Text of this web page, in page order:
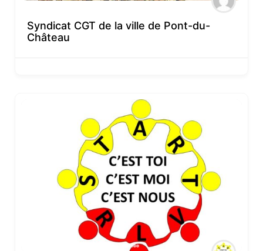
Syndicat CGT de la ville de Pont-du-
Château